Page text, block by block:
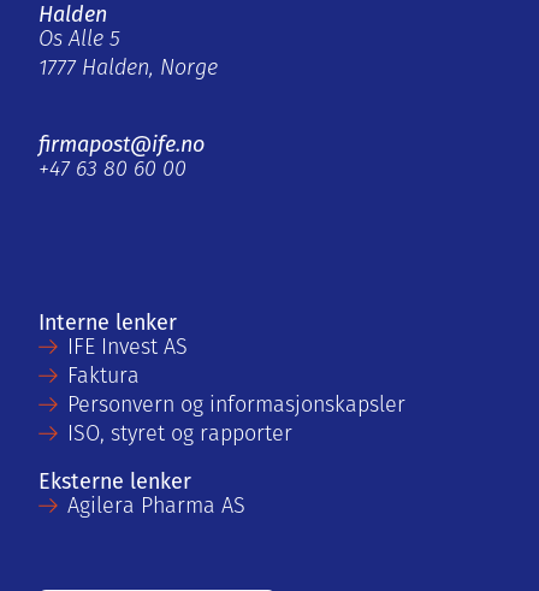
Halden
Os Alle 5
1777 Halden, Norge
firmapost@ife.no
+47 63 80 60 00
Interne lenker
IFE Invest AS
Faktura
Personvern og informasjonskapsler
ISO, styret og rapporter
Eksterne lenker
Agilera Pharma AS